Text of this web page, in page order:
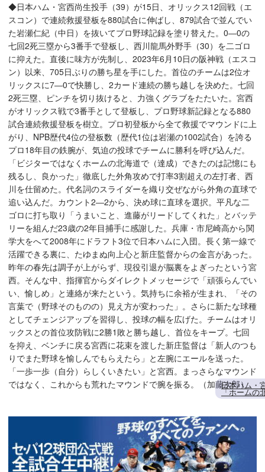
◆日本ハム・宮西尚生投手（39）が15日、オリックス12回戦（エ
スコン）で連続救援登板を880試合に伸ばし、879試合で並んでい
た岩瀬仁紀（中日）を抜いてプロ野球記録を塗り替えた。0―0の
七回2死三塁から3番手で登板し、西川龍馬外野手（30）を二ゴロ
に抑えた。直後に味方が先制し、2023年6月10日の阪神戦（エスコ
ン）以来、705日ぶりの勝ち星を手にした。首位のチームは2位オ
リックスに7―0で快勝し、2カード連続の勝ち越しを決めた。七回
2死三塁、ピンチを切り抜けると、力強くグラブをたたいた。宮西
がオリックス戦で3番手として登板し、プロ野球新記録となる880
試合連続救援登板を樹立。プロ初登板から全て救援でマウンドに上
がり、NPB歴代4位の登板数（歴代1位は岩瀬の1002試合）を誇る
プロ18年目の鉄腕が、気迫の投球でチームに勝利を呼び込んだ。
「ビジターではなくホームの北海道で（達成）できたのは記憶にも
残るし、良かった」徹底した外角攻めで打率3割超えの左打者、西
川を仕留めた。代名詞のスライダーを織り交ぜながら外角の直球で
追い込んだ。カウント2―2から、決め球に直球を選択。平凡な二
ゴロに打ち取り「うまいこと、進藤がリードしてくれた」とバッテ
リーを組んだ23歳の2年目捕手に感謝した。兵庫・市尼崎高から関
学大をへて2008年にドラフト3位で日本ハムに入団。長く第一線で
活躍できる裏に、たゆまぬ向上心と新庄監督からの金言があった。
昨年の春先は調子が上がらず、現役引退が脳裏をよぎったという宮
西。そんな中、指揮官からダイレクトメッセージで「頑張らんでい
い、愉しめ」と連絡が来たという。気持ちに余裕が生まれ、「その
言葉で（野球そのものの）見え方が変わった」。さらに新たな球種
としてチェンジアップを習得し、投球の幅を広げた。チームはオリ
ックスとの首位攻防戦に2勝1敗と勝ち越し、首位をキープ。七回
を抑え、ベンチに戻る宮西に花束を渡した新庄監督は「新人のつも
りでまた野球を愉しんでもらえたら」と左腕にエールを送った。
「一歩一歩（自分）らしくいきたい」と宮西。まっさらなマウンド
ではなく、これからも荒れたマウンドで腕を振る。（加藤次郎）
日本ハム・
「ホームの